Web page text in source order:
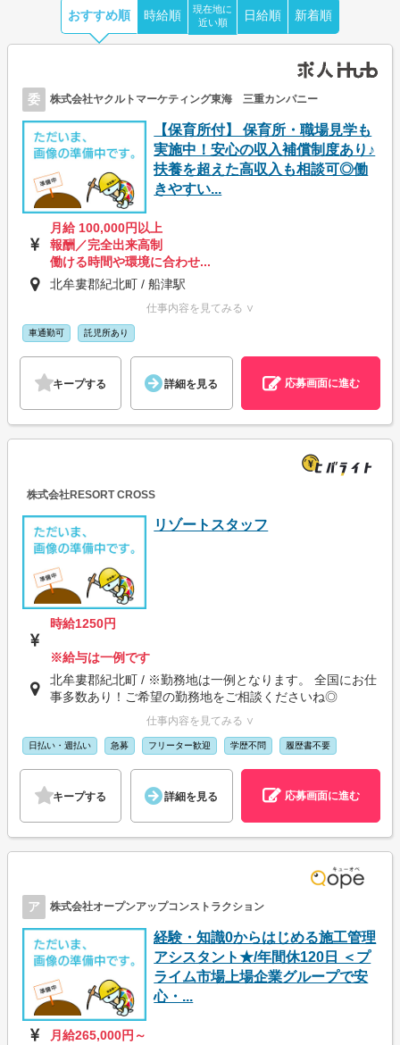
おすすめ順 時給順
現在地に
近い順
日給順 新着順
委 株式会社ヤクルトマーケティング東海 三重カンパニー
【保育所付】 保育所・職場見学も
実施中！安心の収入補償制度あり♪
扶養を超えた高収入も相談可◎働
きやすい...
月給 100,000円以上
報酬／完全出来高制
働ける時間や環境に合わせ...
北牟婁郡紀北町 / 船津駅
仕事内容を見てみる ∨
車通勤可 託児所あり
キープする 詳細を見る 応募画面に進む
株式会社RESORT CROSS
リゾートスタッフ
時給1250円
※給与は一例です
北牟婁郡紀北町 / ※勤務地は一例となります。 全国にお仕
事多数あり！ご希望の勤務地をご相談くださいね◎
仕事内容を見てみる ∨
日払い・週払い 急募 フリーター歓迎 学歴不問 履歴書不要
キープする 詳細を見る 応募画面に進む
ア 株式会社オープンアップコンストラクション
経験・知識0からはじめる施工管理
アシスタント★/年間休120日 ＜プ
ライム市場上場企業グループで安
心・...
月給265,000円～